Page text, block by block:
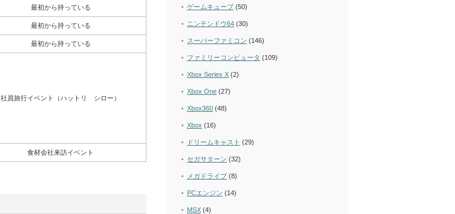
最初から持っている
最初から持っている
最初から持っている
社員旅行イベント（ハットリ シロー）
食材会社来訪イベント
ゲームキューブ (50)
ニンテンドウ64 (30)
スーパーファミコン (146)
ファミリーコンピュータ (109)
Xbox Series X (2)
Xbox One (27)
Xbox360 (48)
Xbox (16)
ドリームキャスト (29)
セガサターン (32)
メガドライブ (8)
PCエンジン (14)
MSX (4)